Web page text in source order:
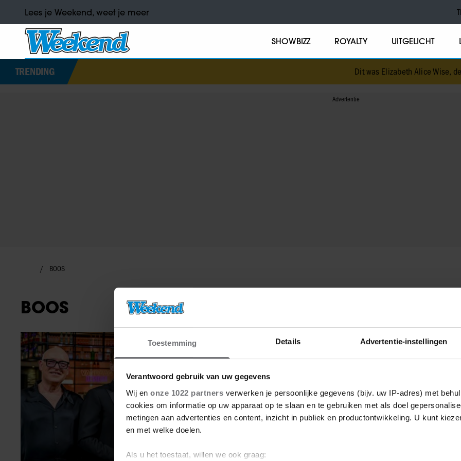
Toestemming Details Advertentie-instellingen
Verantwoord gebruik van uw gegevens
Wij en onze 1022 partners verwerken je persoonlijke gegevens (bijv. uw IP-adres) met
cookies om informatie op uw apparaat op te slaan en te gebruiken met als doel
metingen aan advertenties en content, inzicht in publiek en productontwikkeling. U kunt
en met welke doelen.
Als u het toestaat, willen we ook graag:
Lees je Weekend, weet je meer
SHOWBIZZ ROYALTY UITGELICHT
TRENDING Dit was Elizabeth Alice Wise, de
BOOS
BOOS
Nieuws